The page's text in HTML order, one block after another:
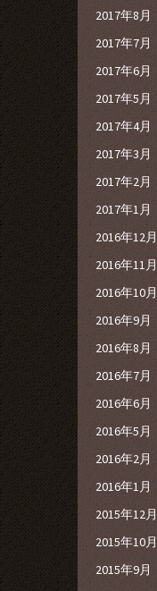
2017年8月
2017年7月
2017年6月
2017年5月
2017年4月
2017年3月
2017年2月
2017年1月
2016年12月
2016年11月
2016年10月
2016年9月
2016年8月
2016年7月
2016年6月
2016年5月
2016年2月
2016年1月
2015年12月
2015年10月
2015年9月